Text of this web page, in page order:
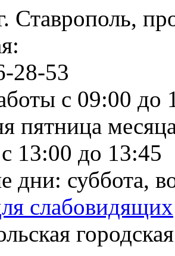
Ставрополь,
28-53
с 09:00 до
пятница
13:00 до 13:45
дни: суббота,
слабовидящих